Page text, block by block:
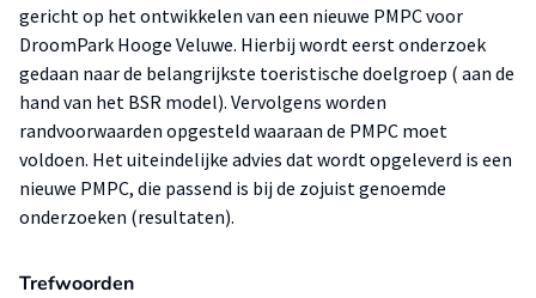
gericht op het ontwikkelen van een nieuwe PMPC voor
DroomPark Hooge Veluwe. Hierbij wordt eerst onderzoek
gedaan naar de belangrijkste toeristische doelgroep ( aan de
hand van het BSR model). Vervolgens worden
randvoorwaarden opgesteld waaraan de PMPC moet
voldoen. Het uiteindelijke advies dat wordt opgeleverd is een
nieuwe PMPC, die passend is bij de zojuist genoemde
onderzoeken (resultaten).
Trefwoorden